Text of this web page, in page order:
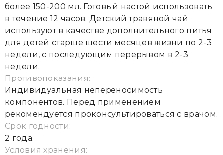
более 150-200 мл. Готовый настой использовать
в течение 12 часов. Детский травяной чай
используют в качестве дополнительного питья
для детей старше шести месяцев жизни по 2-3
недели, с последующим перерывом в 2-3
недели.
Противопоказания:
Индивидуальная непереносимость
компонентов. Перед применением
рекомендуется проконсультироваться с врачом.
Срок годности:
2 года.
Условия хранения: